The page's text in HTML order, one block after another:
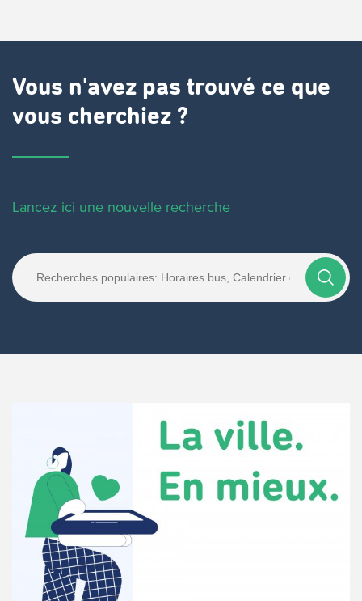
Vous n'avez pas trouvé ce que
vous cherchiez ?
Lancez ici une nouvelle recherche